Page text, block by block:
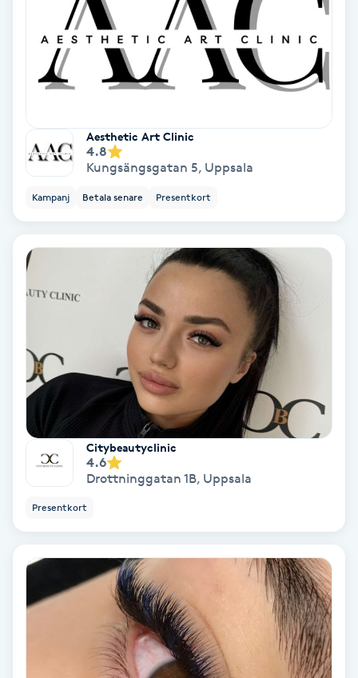
Samtalsterapi
Senioryoga
Singelfransar
Sjukgymnastik
Skoinlägg
Skägg
Skäggfärgning
Skäggklippning
Skönhet
Aesthetic Art Clinic
4.8
Kungsängsgatan 5, Uppsala
Kampanj Betala senare Presentkort
Citybeautyclinic
4.6
Drottninggatan 1B, Uppsala
Presentkort